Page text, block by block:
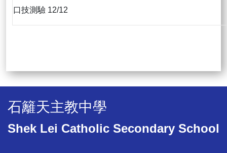
口技測驗 12/12
石籬天主教中學
Shek Lei Catholic Secondary School